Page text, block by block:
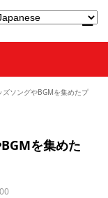
ソングやBGMを集めたプ
を集めた